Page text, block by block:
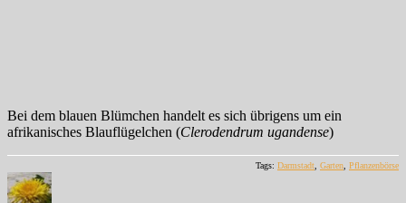
Bei dem blauen Blümchen handelt es sich übrigens um ein
afrikanisches Blauflügelchen (Clerodendrum ugandense)
Tags: Darmstadt, Garten, Pflanzenbörse